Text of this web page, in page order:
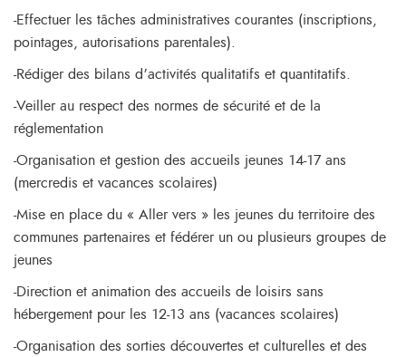
-Effectuer les tâches administratives courantes (inscriptions,
pointages, autorisations parentales).
-Rédiger des bilans d’activités qualitatifs et quantitatifs.
-Veiller au respect des normes de sécurité et de la
réglementation
-Organisation et gestion des accueils jeunes 14-17 ans
(mercredis et vacances scolaires)
-Mise en place du « Aller vers » les jeunes du territoire des
communes partenaires et fédérer un ou plusieurs groupes de
jeunes
-Direction et animation des accueils de loisirs sans
hébergement pour les 12-13 ans (vacances scolaires)
-Organisation des sorties découvertes et culturelles et des